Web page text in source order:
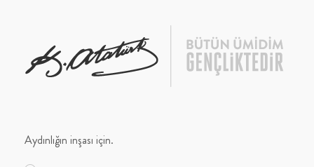
Aydınlığın inşası için.